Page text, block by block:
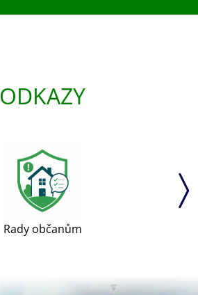
ODKAZY
Rady občanům